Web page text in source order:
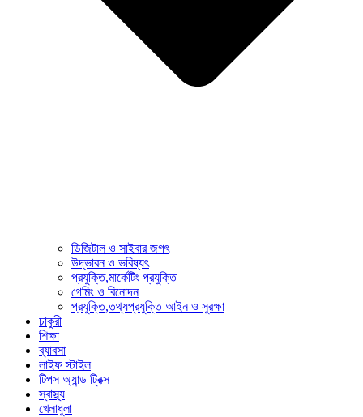
ডিজিটাল ও সাইবার জগৎ
উদ্ভাবন ও ভবিষ্যৎ
প্রযুক্তি,মার্কেটিং প্রযুক্তি
গেমিং ও বিনোদন
প্রযুক্তি,তথ্যপ্রযুক্তি আইন ও সুরক্ষা
চাকুরী
শিক্ষা
ব্যাবসা
লাইফ স্টাইল
টিপস অ্যান্ড ট্রিক্স
স্বাস্থ্য
খেলাধুলা